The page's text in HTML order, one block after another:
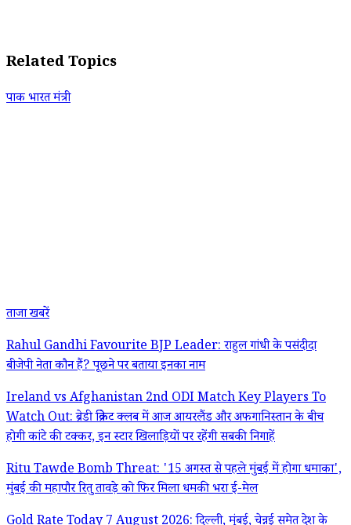
Related Topics
पाक भारत मंत्री
ताजा खबरें
Rahul Gandhi Favourite BJP Leader: राहुल गांधी के पसंदीदा
बीजेपी नेता कौन हैं? पूछने पर बताया इनका नाम
Ireland vs Afghanistan 2nd ODI Match Key Players To
Watch Out: ब्रेडी क्रिकेट क्लब में आज आयरलैंड और अफगानिस्तान के बीच
होगी कांटे की टक्कर, इन स्टार खिलाड़ियों पर रहेंगी सबकी निगाहें
Ritu Tawde Bomb Threat: '15 अगस्त से पहले मुंबई में होगा धमाका',
मुंबई की महापौर रितु तावड़े को फिर मिला धमकी भरा ई-मेल